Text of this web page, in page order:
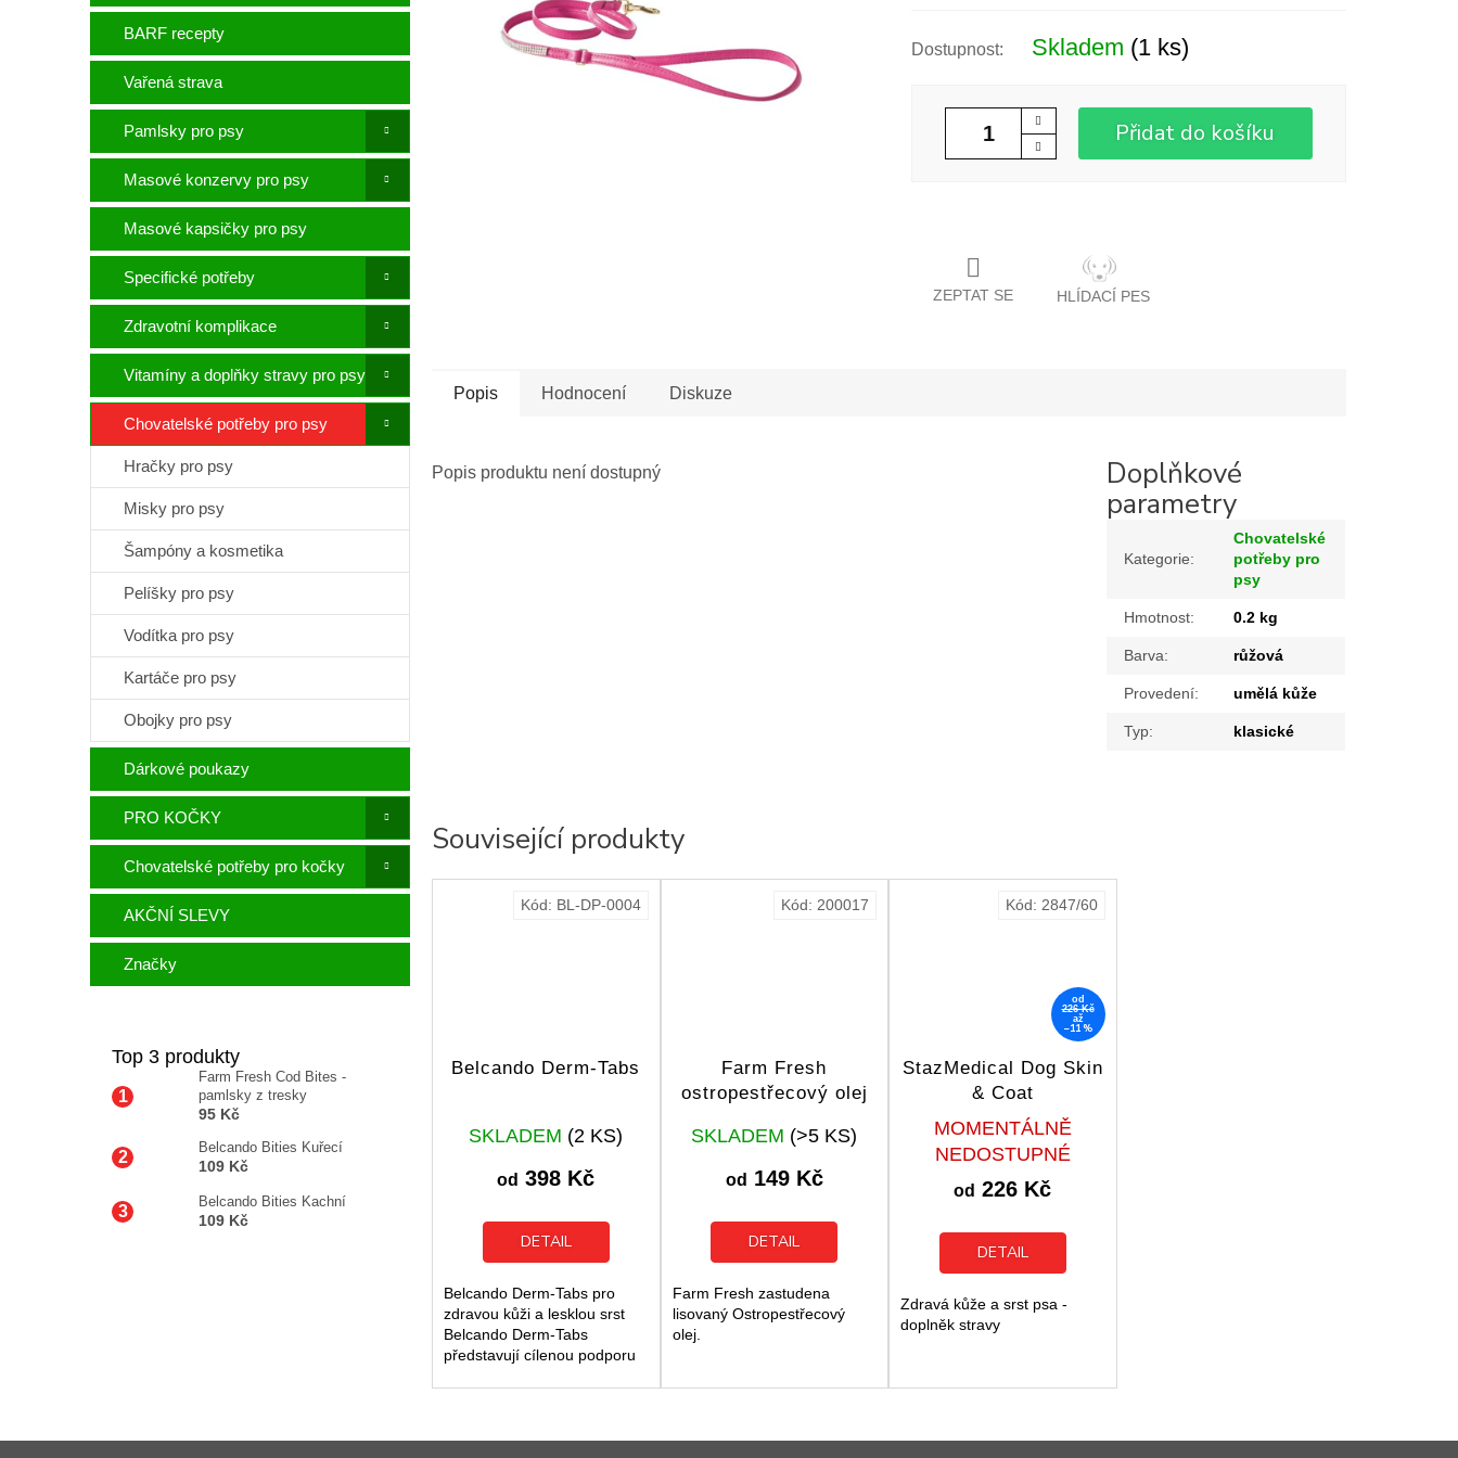
n
l
BARF recepty
Vařená strava
Pamlsky pro psy
Masové konzervy pro psy
Masové kapsičky pro psy
Specifické potřeby
Zdravotní komplikace
Vitamíny a doplňky stravy pro psy
Chovatelské potřeby pro psy
Hračky pro psy
Misky pro psy
Šampóny a kosmetika
Pelíšky pro psy
Vodítka pro psy
Kartáče pro psy
Obojky pro psy
Dárkové poukazy
PRO KOČKY
Chovatelské potřeby pro kočky
AKČNÍ SLEVY
Značky
Top 3 produkty
Farm Fresh Cod Bites -
pamlsky z tresky
95 Kč
Belcando Bities Kuřecí
109 Kč
Belcando Bities Kachní
109 Kč
Skladem (1 ks)
Přidat do košíku
ZEPTAT SE HLÍDACÍ PES
Související produkty
Belcando Derm-Tabs
hodnocení
je
z
5
hvězdiček.
SKLADEM (2 KS)
od 398 Kč
DETAIL
Belcando Derm-Tabs pro
zdravou kůži a lesklou srst
Belcando Derm-Tabs
představují cílenou podporu
Kód: BL-DP-0004
Farm Fresh
ostropestřecový olej
hodnocení
je
z
5
hvězdiček.
SKLADEM (>5 KS)
od 149 Kč
DETAIL
Farm Fresh zastudena
lisovaný Ostropestřecový
olej.
Kód: 200017
od
226 Kč
až
–11 %
StazMedical Dog Skin
& Coat
Průměrné
hodnocení
produktu
je
5
hvězdiček.
MOMENTÁLNĚ
NEDOSTUPNÉ
od 226 Kč
DETAIL
Zdravá kůže a srst psa -
doplněk stravy
Kód: 2847/60
Popis Hodnocení Diskuze
Popis produktu není dostupný
Doplňkové
parametry
Kategorie:
Chovatelské
potřeby pro
psy
Hmotnost: 0.2 kg
Barva: růžová
Provedení: umělá kůže
Typ: klasické
Z